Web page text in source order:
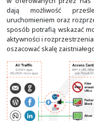
Dobra architektura
ochronę, jak i
reakcje w celu
pierwszego
w oferowanych
dają możliwość
uruchomieniem oraz
sposób potrafią
aktywności i
oszacować skalę